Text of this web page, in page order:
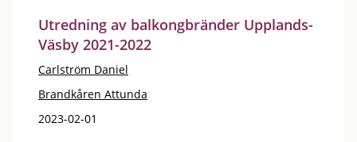
Utredning av balkongbränder Upplands-
Väsby 2021-2022
Carlström Daniel
Brandkåren Attunda
2023-02-01